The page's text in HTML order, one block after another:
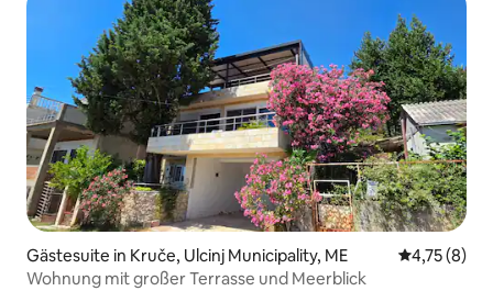
Gästesuite in Kruče, Ulcinj Municipality, ME
4,75 (8)
Wohnung mit großer Terrasse und Meerblick